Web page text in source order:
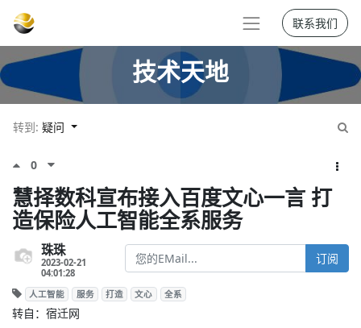
联系我们
技术天地
转到: 疑问
0
慧择数科宣布接入百度文心一言 打
造保险人工智能全系服务
珠珠
2023-02-21
04:01:28
订阅
人工智能 服务 打造 文心 全系
转自：宿迁网